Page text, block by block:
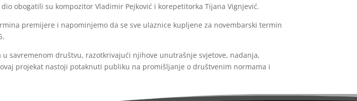
obogatili su kompozitor Vladimir Pejković i korepetitorka Tijana Vignjević.
premijere i napominjemo da se sve ulaznice kupljene za novembarski termin
savremenom društvu, razotkrivajući njihove unutrašnje svjetove, nadanja,
projekat nastoji potaknuti publiku na promišljanje o društvenim normama i